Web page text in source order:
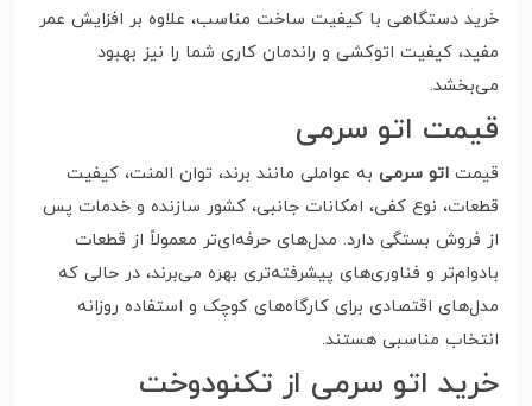
خرید دستگاهی با کیفیت ساخت مناسب، علاوه بر افزایش عمر
مفید، کیفیت اتوکشی و راندمان کاری شما را نیز بهبود
می‌بخشد.
قیمت اتو سرمی
قیمت اتو سرمی به عواملی مانند برند، توان المنت، کیفیت
قطعات، نوع کفی، امکانات جانبی، کشور سازنده و خدمات پس
از فروش بستگی دارد. مدل‌های حرفه‌ای‌تر معمولاً از قطعات
بادوام‌تر و فناوری‌های پیشرفته‌تری بهره می‌برند، در حالی که
مدل‌های اقتصادی برای کارگاه‌های کوچک و استفاده روزانه
انتخاب مناسبی هستند.
خرید اتو سرمی از تکنودوخت